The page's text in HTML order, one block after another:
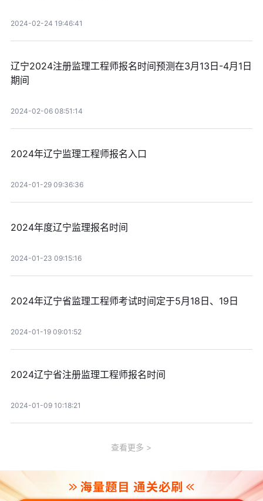
2024-02-24 19:46:41
辽宁2024注册监理工程师报名时间预测在3月13日-4月1日
期间
2024-02-06 08:51:14
2024年辽宁监理工程师报名入口
2024-01-29 09:36:36
2024年度辽宁监理报名时间
2024-01-23 09:15:16
2024年辽宁省监理工程师考试时间定于5月18日、19日
2024-01-19 09:01:52
2024辽宁省注册监理工程师报名时间
2024-01-09 10:18:21
查看更多